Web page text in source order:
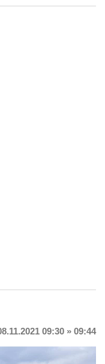
09:30 » 09:44